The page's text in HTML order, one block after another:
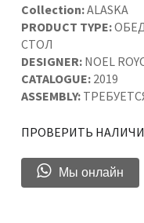
Collection:ALASKA
PRODUCT TYPE:
СТОЛ
DESIGNER: NOEL
CATALOGUE: 2019
ASSEMBLY:
ПРОВЕРИТЬ
Мы онлайн